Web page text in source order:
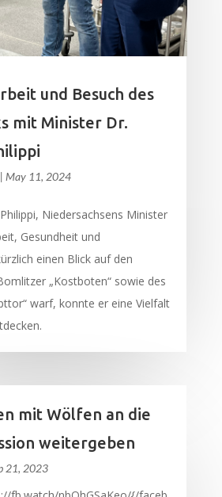
und Besuch des
mit Minister Dr.
May 11, 2024
Niedersachsens Minister
Gesundheit und
einen Blick auf den
„Kostboten“ sowie des
warf, konnte er eine Vielfalt
mit Wölfen an die
weitergeben
21, 2023